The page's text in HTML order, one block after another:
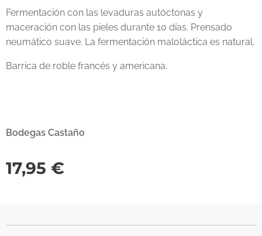
Fermentación con las levaduras autóctonas y
maceración con las pieles durante 10 días. Prensado
neumático suave. La fermentación maloláctica es natural.
Barrica de roble francés y americana.
Bodegas Castaño
17,95 €